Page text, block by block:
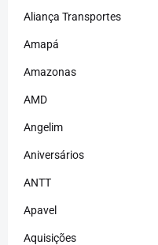
Aliança Transportes
Amapá
Amazonas
AMD
Angelim
Aniversários
ANTT
Apavel
Aquisições